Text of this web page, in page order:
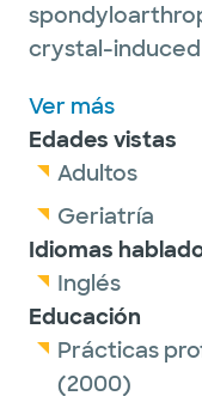
crystal-
deposition. He
diseases such
rheumatica,
He is married
free time, he
family and
Ver más
Edades vistas
Adultos
Geriatría
Idiomas
Inglés
Educación
Prácticas
(2000)